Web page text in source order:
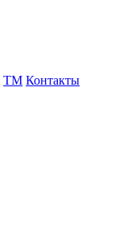
TM Контакты